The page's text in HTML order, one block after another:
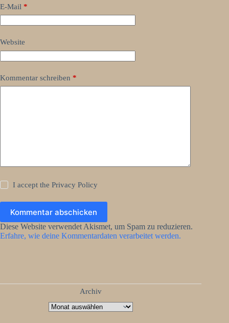
E-Mail *
Website
Kommentar schreiben *
I accept thePrivacy Policy
Kommentar abschicken
Diese Website verwendet Akismet, um Spam zu reduzieren.
Erfahre, wie deine Kommentardaten verarbeitet werden.
Archiv